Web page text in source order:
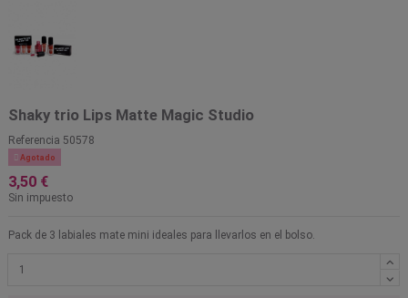
Shaky trio Lips Matte Magic Studio
Referencia 50578
 Agotado
3,50 €
Sin impuesto
Pack de 3 labiales mate mini ideales para llevarlos en el bolso.